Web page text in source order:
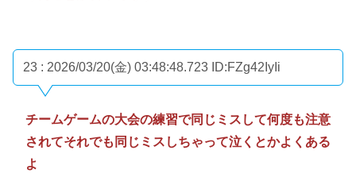
23 : 2026/03/20(金) 03:48:48.723 ID:FZg42IyIi
チームゲームの大会の練習で同じミスして何度も注意
されてそれでも同じミスしちゃって泣くとかよくある
よ